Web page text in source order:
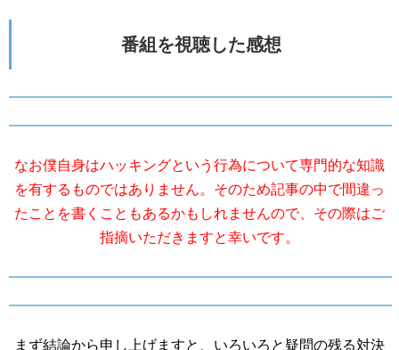
番組を視聴した感想
なお僕自身はハッキングという行為について専門的な知識
を有するものではありません。そのため記事の中で間違っ
たことを書くこともあるかもしれませんので、その際はご
指摘いただきますと幸いです。
まず結論から申し上げますと、いろいろと疑問の残る対決